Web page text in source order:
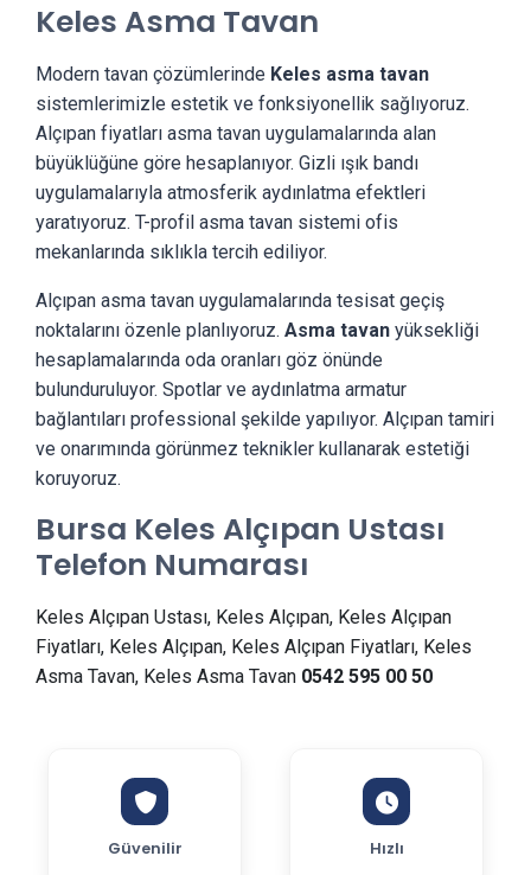
Keles Asma Tavan
Modern tavan çözümlerinde Keles asma tavan
sistemlerimizle estetik ve fonksiyonellik sağlıyoruz.
Alçıpan fiyatları asma tavan uygulamalarında alan
büyüklüğüne göre hesaplanıyor. Gizli ışık bandı
uygulamalarıyla atmosferik aydınlatma efektleri
yaratıyoruz. T-profil asma tavan sistemi ofis
mekanlarında sıklıkla tercih ediliyor.
Alçıpan asma tavan uygulamalarında tesisat geçiş
noktalarını özenle planlıyoruz. Asma tavan yüksekliği
hesaplamalarında oda oranları göz önünde
bulunduruluyor. Spotlar ve aydınlatma armatur
bağlantıları professional şekilde yapılıyor. Alçıpan tamiri
ve onarımında görünmez teknikler kullanarak estetiği
koruyoruz.
Bursa Keles Alçıpan Ustası
Telefon Numarası
Keles Alçıpan Ustası, Keles Alçıpan, Keles Alçıpan
Fiyatları, Keles Alçıpan, Keles Alçıpan Fiyatları, Keles
Asma Tavan, Keles Asma Tavan 0542 595 00 50
Güvenilir Hızlı